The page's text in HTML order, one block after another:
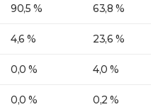
90,5 % 63,8 %
4,6 % 23,6 %
0,0 % 4,0 %
0,0 % 0,2 %